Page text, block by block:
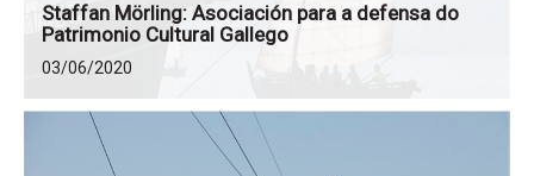
Staffan Mörling: Asociación para a defensa do
Patrimonio Cultural Gallego
03/06/2020